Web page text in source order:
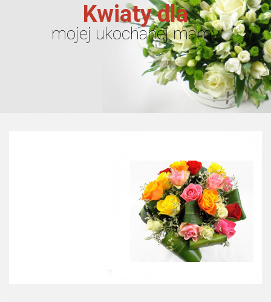
Kwiaty dla
mojej ukochanej mamy